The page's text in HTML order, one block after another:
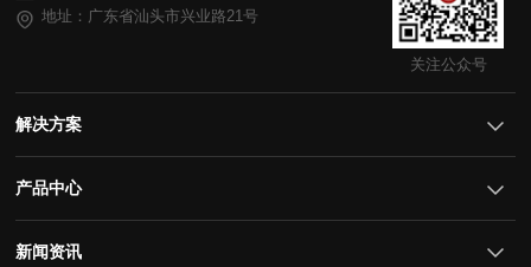
地址：广东省汕头市兴业路21号
解决方案
产品中心
新闻资讯
关注公众号